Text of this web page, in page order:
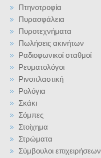
Πτηνοτροφία
Πυρασφάλεια
Πυροτεχνήματα
Πωλήσεις ακινήτων
Ραδιοφωνικοί σταθμοί
Ρευματολόγοι
Ρινοπλαστική
Ρολόγια
Σκάκι
Σόμπες
Στοίχημα
Στρώματα
Σύμβουλοι επιχειρήσεων